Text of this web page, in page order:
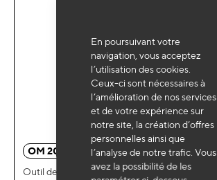
En poursuivant votre
navigation, vous acceptez
l’utilisation des cookies.
Ceux-ci sont nécessaires à
l’amélioration de nos services
et de votre expérience sur
notre site, la création d’offres
personnelles ainsi que
l’analyse de notre trafic. Vous
avez la possibilité de les
OM 2033
Outil de compression de jambes de force